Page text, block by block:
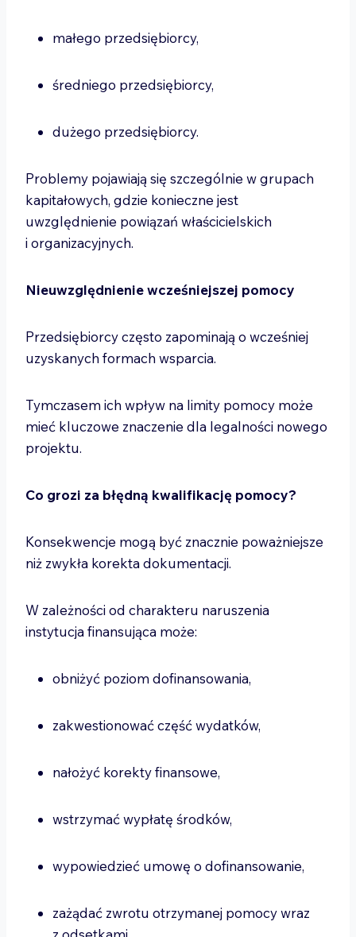
małego przedsiębiorcy,
średniego przedsiębiorcy,
dużego przedsiębiorcy.
Problemy pojawiają się szczególnie w grupach
kapitałowych, gdzie konieczne jest
uwzględnienie powiązań właścicielskich
i organizacyjnych.
Nieuwzględnienie wcześniejszej pomocy
Przedsiębiorcy często zapominają o wcześniej
uzyskanych formach wsparcia.
Tymczasem ich wpływ na limity pomocy może
mieć kluczowe znaczenie dla legalności nowego
projektu.
Co grozi za błędną kwalifikację pomocy?
Konsekwencje mogą być znacznie poważniejsze
niż zwykła korekta dokumentacji.
W zależności od charakteru naruszenia
instytucja finansująca może:
obniżyć poziom dofinansowania,
zakwestionować część wydatków,
nałożyć korekty finansowe,
wstrzymać wypłatę środków,
wypowiedzieć umowę o dofinansowanie,
zażądać zwrotu otrzymanej pomocy wraz